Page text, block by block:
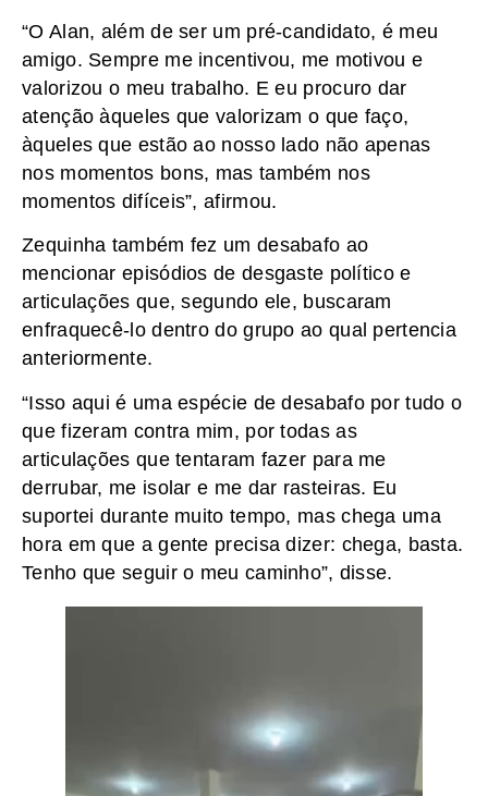
“O Alan, além de ser um pré-candidato, é meu
amigo. Sempre me incentivou, me motivou e
valorizou o meu trabalho. E eu procuro dar
atenção àqueles que valorizam o que faço,
àqueles que estão ao nosso lado não apenas
nos momentos bons, mas também nos
momentos difíceis”, afirmou.
Zequinha também fez um desabafo ao
mencionar episódios de desgaste político e
articulações que, segundo ele, buscaram
enfraquecê-lo dentro do grupo ao qual pertencia
anteriormente.
“Isso aqui é uma espécie de desabafo por tudo o
que fizeram contra mim, por todas as
articulações que tentaram fazer para me
derrubar, me isolar e me dar rasteiras. Eu
suportei durante muito tempo, mas chega uma
hora em que a gente precisa dizer: chega, basta.
Tenho que seguir o meu caminho”, disse.